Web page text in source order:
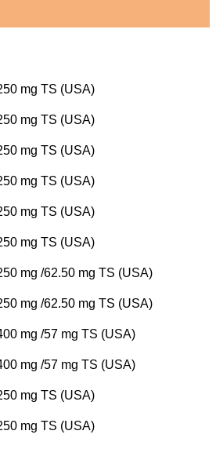
mg TS (USA)
mg TS (USA)
mg TS (USA)
mg TS (USA)
mg TS (USA)
mg TS (USA)
mg /62.50 mg TS (USA)
mg /62.50 mg TS (USA)
mg /57 mg TS (USA)
mg /57 mg TS (USA)
mg TS (USA)
mg TS (USA)